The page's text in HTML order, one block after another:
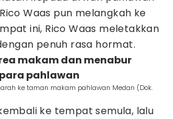
Waas pun melangkah ke
ini, Rico Waas meletakkan
penuh rasa hormat.
makam dan menabur
pahlawan
ke taman makam pahlawan Medan (Dok.
ke tempat semula, lalu